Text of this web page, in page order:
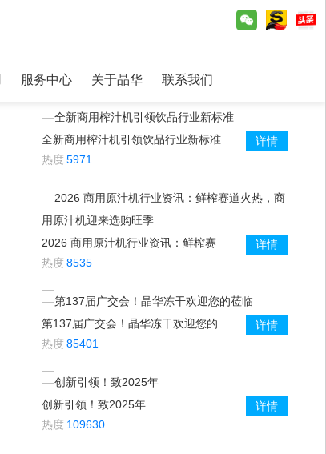
服务中心 关于晶华 联系我们
详情
全新商用榨汁机引领饮品行业新标准
热度 5971
详情
2026 商用原汁机行业资讯：鲜榨赛
道火热，商用原汁机迎来选购旺季
热度 8535
详情
第137届广交会！晶华冻干欢迎您的
莅临
热度 85401
详情
创新引领！致2025年
热度 109630